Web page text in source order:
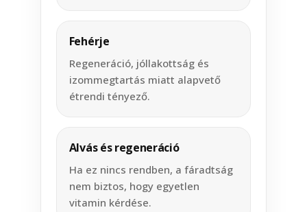
Fehérje
Regeneráció, jóllakottság és
izommegtartás miatt alapvető
étrendi tényező.
Alvás és regeneráció
Ha ez nincs rendben, a fáradtság
nem biztos, hogy egyetlen
vitamin kérdése.